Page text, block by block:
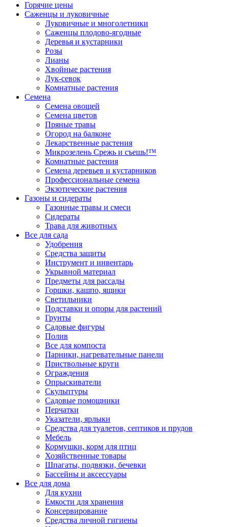
Горячие цены
Саженцы и луковичные
Луковичные и многолетники
Саженцы плодово-ягодные
Деревья и кустарники
Розы
Лианы
Хвойные растения
Лук-севок
Комнатные растения
Семена
Семена овощей
Семена цветов
Пряные травы
Огород на балконе
Лекарственные растения
Микрозелень Срежь и съешь!™
Комнатные растения
Семена деревьев и кустарников
Профессиональные семена
Экзотические растения
Газоны и сидераты
Газонные травы и смеси
Сидераты
Трава для животных
Все для сада
Удобрения
Средства защиты
Инструмент и инвентарь
Укрывной материал
Предметы для рассады
Горшки, кашпо, ящики
Светильники
Подставки и опоры для растений
Грунты
Садовые фигуры
Полив
Все для компоста
Парники, нагревательные панели
Приствольные круги
Ограждения
Опрыскиватели
Скульптуры
Садовые помощники
Перчатки
Указатели, ярлыки
Средства для туалетов, септиков и прудов
Мебель
Кормушки, корм для птиц
Хозяйственные товары
Шпагаты, подвязки, бечевки
Бассейны и аксессуары
Все для дома
Для кухни
Емкости для хранения
Консервирование
Средства личной гигиены